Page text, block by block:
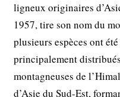
ligneux originaires
1957, tire son nom du
plusieurs espèces ont
principalement
montagneuses de
d’Asie du Sud-Est,